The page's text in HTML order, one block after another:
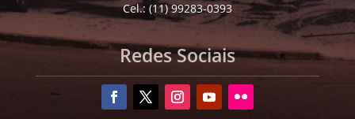
Cel.: (11) 99283-0393
Redes Sociais